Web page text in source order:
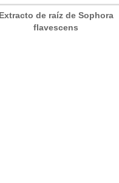
Extracto de raíz de Sophora
flavescens